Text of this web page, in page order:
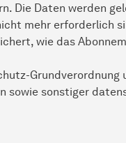
Die Daten werden
mehr erforderlich
wie das
Grundverordnung
sowie sonstiger